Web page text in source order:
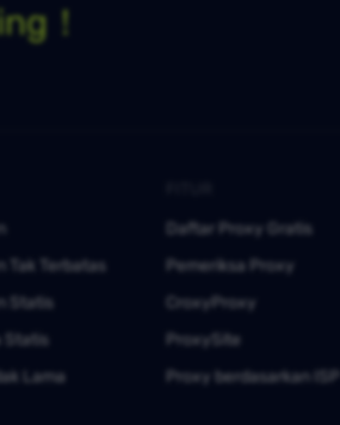
！
Tak Terbatas
Statis
Statis
Lama
Daftar Proxy Gratis
Pemeriksa Proxy
CroxyProxy
ProxySite
Proxy berdasarkan ISP